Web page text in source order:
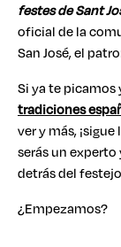
festes de Sant
oficial de la
San José, el
Si ya te picamos
tradiciones
ver y más,
serás un
detrás del
¿Empezamos?